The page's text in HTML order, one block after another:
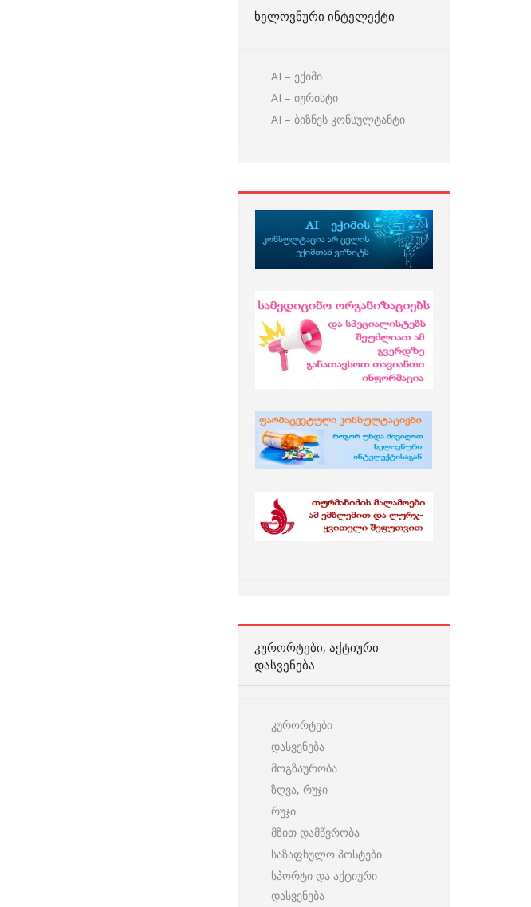
ᲮᲔᲚᲝᲕᲜᲣᲠᲘ ᲘᲜᲢᲔᲚᲔᲥᲢᲘ
AI – ექიმი
AI – იურისტი
AI – ბიზნეს კონსულტანტი
ᲙᲣᲠᲝᲠᲢᲔᲑᲘ, ᲐᲥᲢᲘᲣᲠᲘ
ᲓᲐᲡᲕᲔᲜᲔᲑᲐ
კურორტები
დასვენება
მოგზაურობა
ზღვა, რუჯი
რუჯი
მზით დამწვრობა
საზაფხულო პოსტები
სპორტი და აქტიური
დასვენება